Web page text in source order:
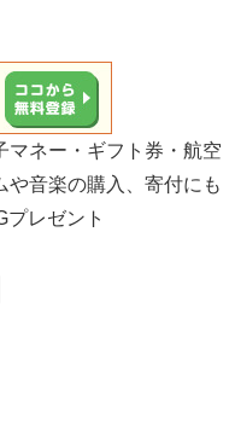
マネー・ギフト券・航空
や音楽の購入、寄付にも
プレゼント